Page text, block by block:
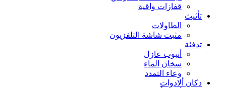
قفازات واقية
تأثيث
الطاولات
مثبت شاشة التلفزيون
تدفئة
أنبوب عازل
سخان الماء
وعاء التمدد
دكان ألادوات